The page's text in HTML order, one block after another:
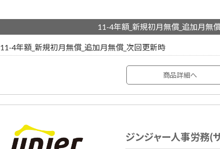
バックオフィスに関わるすべて
労務手続き、入退社手続き、年末
サポートSelf: メールサポート、チ
セルフサポートで低コスト
11-4年額_新規初月無償_追加月無
11-4年額_新規初月無償_追加月無償_次回更新時
商品詳細へ
ジンジャー人事労務(